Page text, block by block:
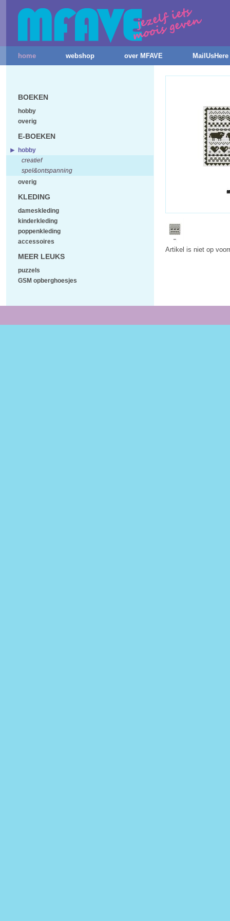
home webshop over MFAVE MailUsHere
Artikel is niet op
BOEKEN
hobby
overig
E-BOEKEN
hobby
creatief
spel&ontspanning
overig
KLEDING
dameskleding
kinderkleding
poppenkleding
accessoires
MEER LEUKS
puzzels
GSM opberghoesjes